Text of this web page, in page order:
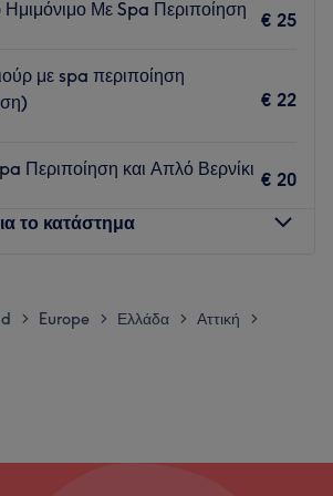
Ημιμόνιμο Με Spa Περιποίηση
€ 25
με spa περιποίηση
€ 22
Περιποίηση και Απλό Βερνίκι
€ 20
το κατάστημα
09:00
21:00
> Europe > Ελλάδα > Αττική >